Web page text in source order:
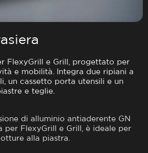
FlexyGrill e Grill, progettato per
e mobilità. Integra due ripiani a
un cassetto porta utensili e un
e teglie.
di alluminio antiaderente GN
per FlexyGrill e Grill, è ideale per
alla piastra.